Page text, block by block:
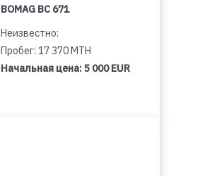
BOMAG BC 671
Неизвестно:
Пробег: 17 370 MTH
Начальная цена:5 000 EUR